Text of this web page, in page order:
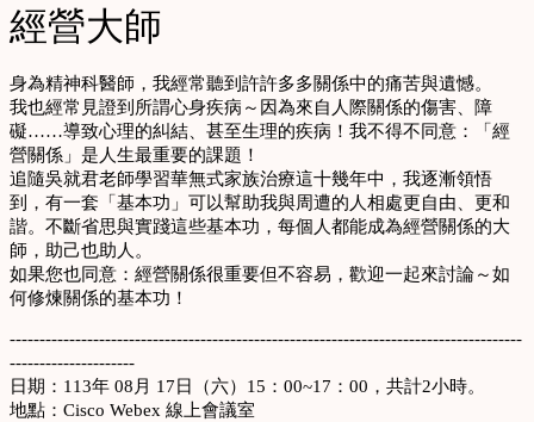
經營大師
身為精神科醫師，我經常聽到許許多多關係中的痛苦與遺憾。
我也經常見證到所謂心身疾病～因為來自人際關係的傷害、障
礙……導致心理的糾結、甚至生理的疾病！我不得不同意：「經
營關係」是人生最重要的課題！
追隨吳就君老師學習華無式家族治療這十幾年中，我逐漸領悟
到，有一套「基本功」可以幫助我與周遭的人相處更自由、更和
諧。不斷省思與實踐這些基本功，每個人都能成為經營關係的大
師，助己也助人。
如果您也同意：經營關係很重要但不容易，歡迎一起來討論～如
何修煉關係的基本功！
--------------------------------------------------------------------------------------
---------------------
日期：113年 08月 17日（六）15：00~17：00，共計2小時。
地點：Cisco Webex 線上會議室